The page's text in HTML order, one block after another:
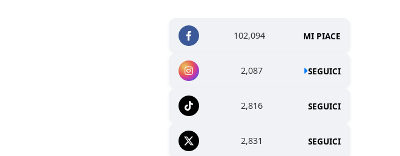
102,094 MI PIACE
2,087 SEGUICI
2,816 SEGUICI
2,831 SEGUICI